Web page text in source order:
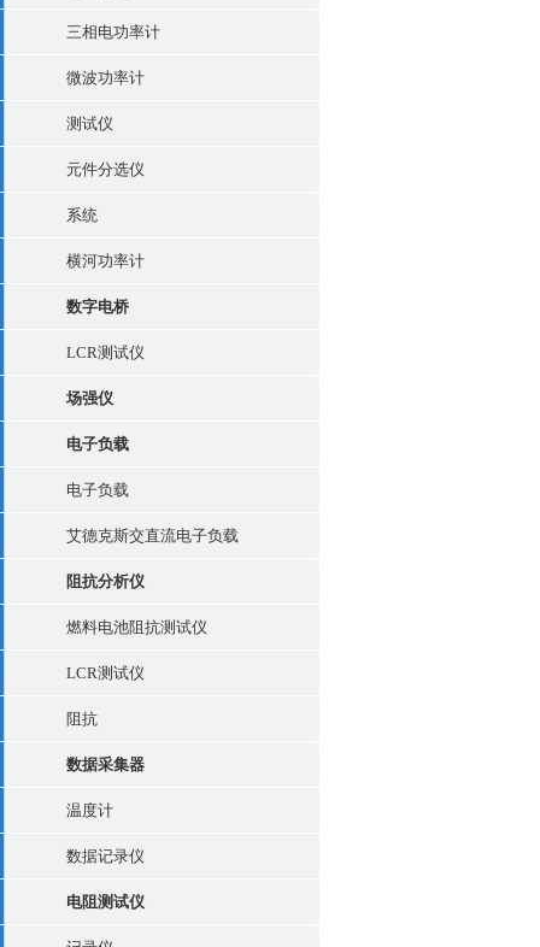
三相电功率计
微波功率计
测试仪
元件分选仪
系统
横河功率计
数字电桥
LCR测试仪
场强仪
电子负载
电子负载
艾德克斯交直流电子负载
阻抗分析仪
燃料电池阻抗测试仪
LCR测试仪
阻抗
数据采集器
温度计
数据记录仪
电阻测试仪